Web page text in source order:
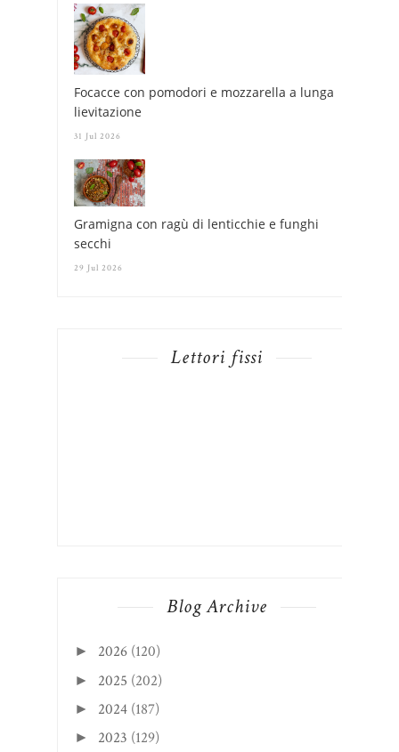
Focacce con pomodori e mozzarella a lunga
lievitazione
31 Jul 2026
Gramigna con ragù di lenticchie e funghi
secchi
29 Jul 2026
Lettori fissi
Blog Archive
► 2026 (120)
► 2025 (202)
► 2024 (187)
► 2023 (129)